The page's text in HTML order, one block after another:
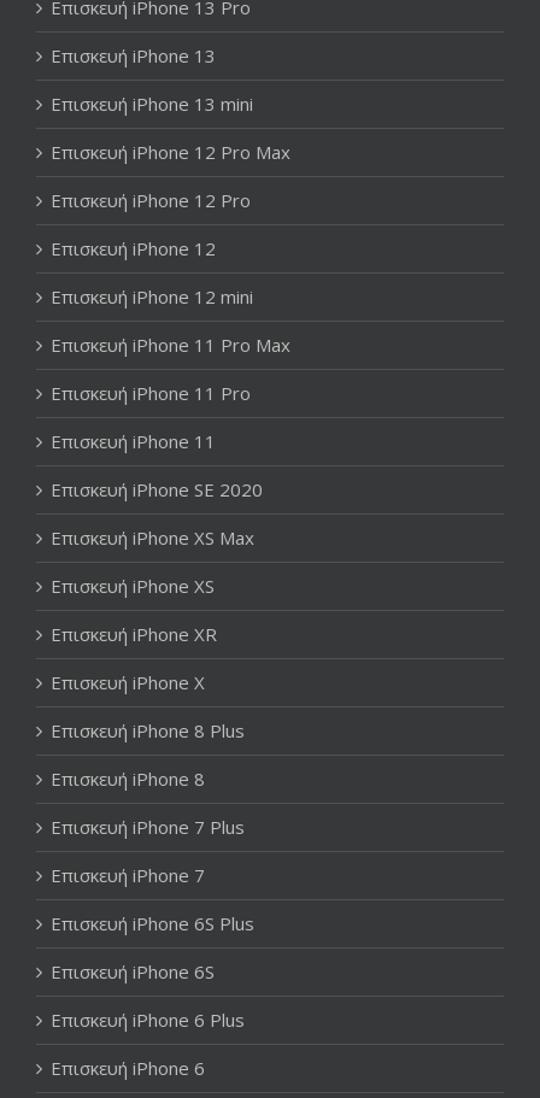
Επισκευή iPhone 13 Pro
Επισκευή iPhone 13
Επισκευή iPhone 13 mini
Επισκευή iPhone 12 Pro Max
Επισκευή iPhone 12 Pro
Επισκευή iPhone 12
Επισκευή iPhone 12 mini
Επισκευή iPhone 11 Pro Max
Επισκευή iPhone 11 Pro
Επισκευή iPhone 11
Επισκευή iPhone SE 2020
Επισκευή iPhone XS Max
Επισκευή iPhone XS
Επισκευή iPhone XR
Επισκευή iPhone X
Επισκευή iPhone 8 Plus
Επισκευή iPhone 8
Επισκευή iPhone 7 Plus
Επισκευή iPhone 7
Επισκευή iPhone 6S Plus
Επισκευή iPhone 6S
Επισκευή iPhone 6 Plus
Επισκευή iPhone 6